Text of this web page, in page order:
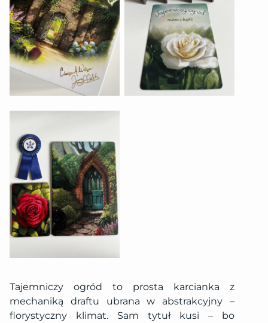
Tajemniczy ogród to prosta karcianka z
mechaniką draftu ubrana w abstrakcyjny –
florystyczny klimat. Sam tytuł kusi – bo